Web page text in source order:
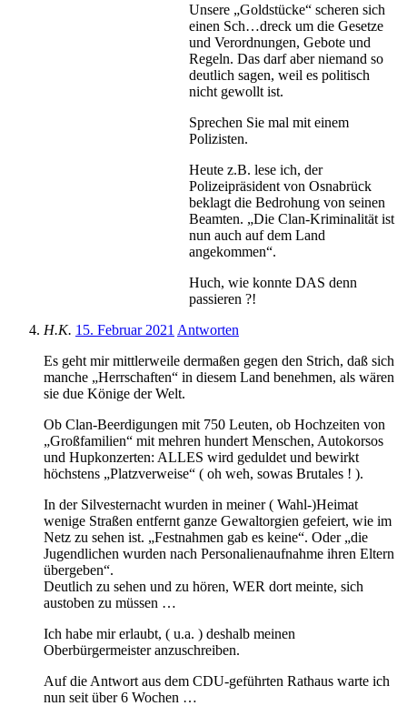
Unsere „Goldstücke“ scheren sich
einen Sch…dreck um die Gesetze
und Verordnungen, Gebote und
Regeln. Das darf aber niemand so
deutlich sagen, weil es politisch
nicht gewollt ist.
Sprechen Sie mal mit einem
Polizisten.
Heute z.B. lese ich, der
Polizeipräsident von Osnabrück
beklagt die Bedrohung von seinen
Beamten. „Die Clan-Kriminalität ist
nun auch auf dem Land
angekommen“.
Huch, wie konnte DAS denn
passieren ?!
H.K. 15. Februar 2021 Antworten
Es geht mir mittlerweile dermaßen gegen den Strich, daß sich
manche „Herrschaften“ in diesem Land benehmen, als wären
sie due Könige der Welt.
Ob Clan-Beerdigungen mit 750 Leuten, ob Hochzeiten von
„Großfamilien“ mit mehren hundert Menschen, Autokorsos
und Hupkonzerten: ALLES wird geduldet und bewirkt
höchstens „Platzverweise“ ( oh weh, sowas Brutales ! ).
In der Silvesternacht wurden in meiner ( Wahl-)Heimat
wenige Straßen entfernt ganze Gewaltorgien gefeiert, wie im
Netz zu sehen ist. „Festnahmen gab es keine“. Oder „die
Jugendlichen wurden nach Personalienaufnahme ihren Eltern
übergeben“.
Deutlich zu sehen und zu hören, WER dort meinte, sich
austoben zu müssen …
Ich habe mir erlaubt, ( u.a. ) deshalb meinen
Oberbürgermeister anzuschreiben.
Auf die Antwort aus dem CDU-geführten Rathaus warte ich
nun seit über 6 Wochen …